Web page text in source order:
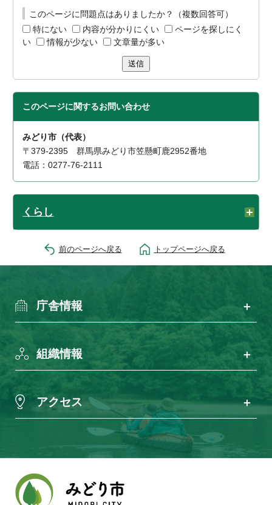
このページに問題点はありましたか？（複数回答可）
特にない
内容が分かりにくい
ページを探しにく
い
情報が少ない 文章量が多い
送信
このページに関するお問い合わせ
みどり市（代表）
〒379-2395 群馬県みどり市笠懸町鹿2952番地
電話：0277-76-2111
くらし
前のページへ戻る トップページへ戻る
庁舎情報
組織情報
アクセス